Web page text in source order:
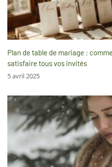
Plan de table de mariage :
satisfaire tous vos invités
5 avril 2025